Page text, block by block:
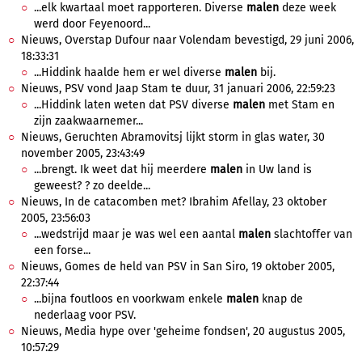
...elk kwartaal moet rapporteren. Diverse malen deze week
werd door Feyenoord...
Nieuws, Overstap Dufour naar Volendam bevestigd, 29 juni 2006,
18:33:31
...Hiddink haalde hem er wel diverse malen bij.
Nieuws, PSV vond Jaap Stam te duur, 31 januari 2006, 22:59:23
...Hiddink laten weten dat PSV diverse malen met Stam en
zijn zaakwaarnemer...
Nieuws, Geruchten Abramovitsj lijkt storm in glas water, 30
november 2005, 23:43:49
...brengt. Ik weet dat hij meerdere malen in Uw land is
geweest? ? zo deelde...
Nieuws, In de catacomben met? Ibrahim Afellay, 23 oktober
2005, 23:56:03
...wedstrijd maar je was wel een aantal malen slachtoffer van
een forse...
Nieuws, Gomes de held van PSV in San Siro, 19 oktober 2005,
22:37:44
...bijna foutloos en voorkwam enkele malen knap de
nederlaag voor PSV.
Nieuws, Media hype over 'geheime fondsen', 20 augustus 2005,
10:57:29